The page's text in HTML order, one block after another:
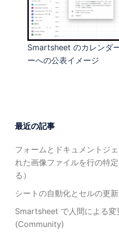
Smartsheet のカレンダ
ーへの公表イメージ
最近の記事
フォームとドキュメントジ
れた画像ファイルを行の特
る）
シートの自動化とセルの更新
Smartsheet で人間による変
(Community)